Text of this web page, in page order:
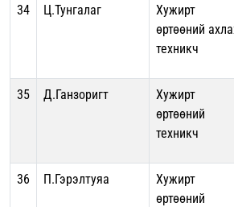
34 Ц.Тунгалаг
Хужирт
өртөөний
техникч
35 Д.Ганзоригт
Хужирт
өртөөний
техникч
36 П.Гэрэлтуяа
Хужирт
өртөөний